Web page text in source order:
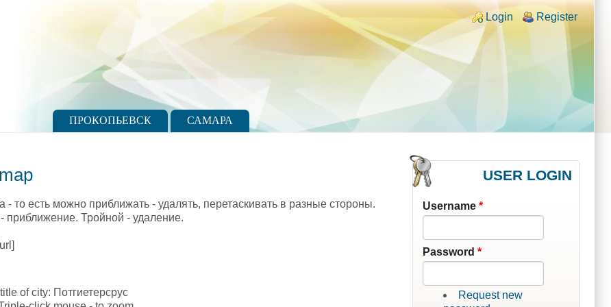
Login links
Login Register
ПРОКОПЬЕВСК
САМАРА
- то есть можно приближать - удалять, перетаскивать в разные стороны.
приближение. Тройной - удаление.
of city: Потгиетерсрус
USER LOGIN
Username *
Password *
Request new